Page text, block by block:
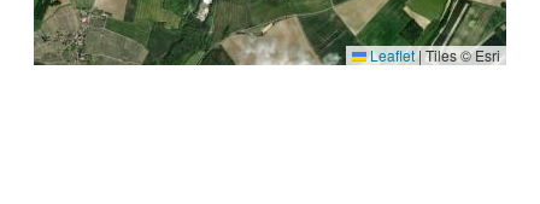
Leaflet | Tiles © Esri